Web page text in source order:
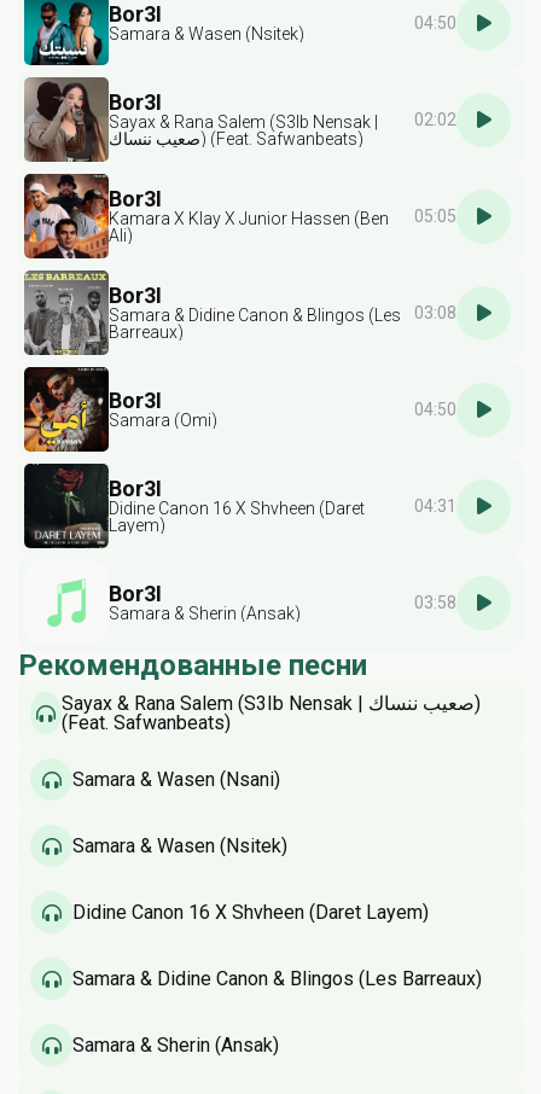
Bor3I
Samara & Wasen (Nsitek)
04:50
Bor3I
Sayax & Rana Salem (S3Ib Nensak |
صعيب ننساك) (Feat. Safwanbeats)
02:02
Bor3I
Kamara X Klay X Junior Hassen (Ben
Ali)
05:05
Bor3I
Samara & Didine Canon & Blingos (Les
Barreaux)
03:08
Bor3I
Samara (Omi)
04:50
Bor3I
Didine Canon 16 X Shvheen (Daret
Layem)
04:31
Bor3I
Samara & Sherin (Ansak)
03:58
Рекомендованные песни
Sayax & Rana Salem (S3Ib Nensak | صعيب ننساك)
(Feat. Safwanbeats)
Samara & Wasen (Nsani)
Samara & Wasen (Nsitek)
Didine Canon 16 X Shvheen (Daret Layem)
Samara & Didine Canon & Blingos (Les Barreaux)
Samara & Sherin (Ansak)